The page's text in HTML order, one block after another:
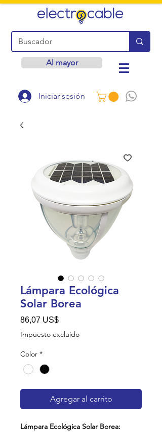
Al mayor
Iniciar sesión
Lámpara Ecológica
Solar Borea
86,07 US$Precio
Impuesto excluido
Color *
Agregar al carrito
Lámpara Ecológica Solar Borea: